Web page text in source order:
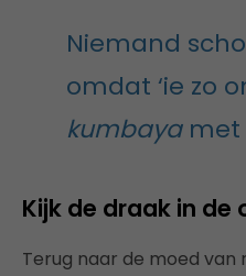
Niemand
omdat ‘ie zo
kumbayamet
Kijk de draak in de
Terug naar de moed van